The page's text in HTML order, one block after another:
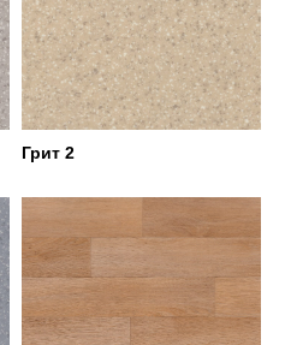
Грит 2